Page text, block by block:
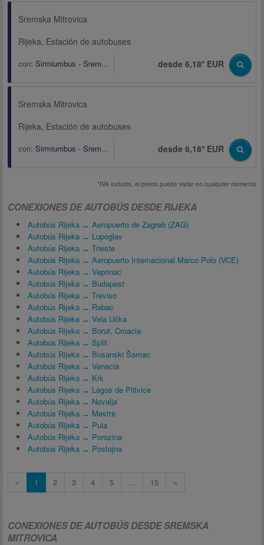
Sremska Mitrovica
Rijeka, Estación de autobuses
con: Sirmiumbus - Sremska Mitrovica desde 6,18* EUR
Sremska Mitrovica
Rijeka, Estación de autobuses
con: Sirmiumbus - Sremska Mitrovica desde 6,18* EUR
*IVA incluido, el precio puede variar en cualquier momento
CONEXIONES DE AUTOBÚS DESDE RIJEKA
Autobús Rijeka ↔ Aeropuerto de Zagreb (ZAG)
Autobús Rijeka ↔ Lupoglav
Autobús Rijeka ↔ Trieste
Autobús Rijeka ↔ Aeropuerto Internacional Marco Polo (VCE)
Autobús Rijeka ↔ Veprinac
Autobús Rijeka ↔ Budapest
Autobús Rijeka ↔ Treviso
Autobús Rijeka ↔ Rabac
Autobús Rijeka ↔ Vela Učka
Autobús Rijeka ↔ Borut, Croacia
Autobús Rijeka ↔ Split
Autobús Rijeka ↔ Bosanski Šamac
Autobús Rijeka ↔ Venecia
Autobús Rijeka ↔ Krk
Autobús Rijeka ↔ Lagos de Plitvice
Autobús Rijeka ↔ Novalja
Autobús Rijeka ↔ Mestre
Autobús Rijeka ↔ Pula
Autobús Rijeka ↔ Porozina
Autobús Rijeka ↔ Postojna
« 1 2 3 4 5 ... 15 »
CONEXIONES DE AUTOBÚS DESDE SREMSKA
MITROVICA